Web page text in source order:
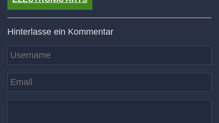
Hinterlasse ein Kommentar